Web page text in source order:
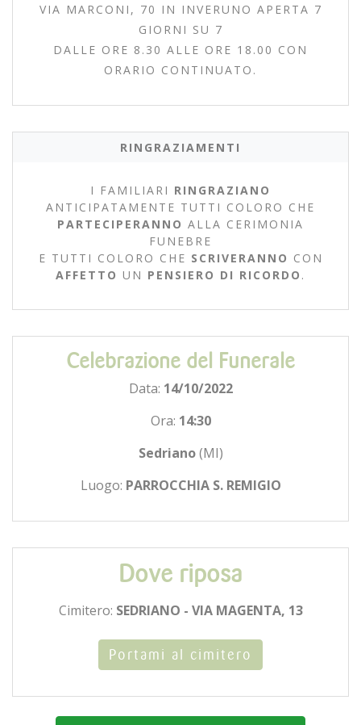
VIA MARCONI, 70 IN INVERUNO APERTA 7
GIORNI SU 7
DALLE ORE 8.30 ALLE ORE 18.00 CON
ORARIO CONTINUATO.
RINGRAZIAMENTI
I FAMILIARI RINGRAZIANO
ANTICIPATAMENTE TUTTI COLORO CHE
PARTECIPERANNO ALLA CERIMONIA
FUNEBRE
E TUTTI COLORO CHE SCRIVERANNO CON
AFFETTO UN PENSIERO DI RICORDO .
Celebrazione del Funerale
Data: 14/10/2022
Ora: 14:30
Sedriano(MI)
Luogo: PARROCCHIA S. REMIGIO
Dove riposa
Cimitero: SEDRIANO - VIA MAGENTA, 13
Portami al cimitero